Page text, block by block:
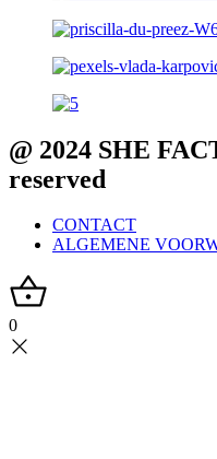
@ 2024 SHE
reserved
CONTACT
ALGEMENE
0